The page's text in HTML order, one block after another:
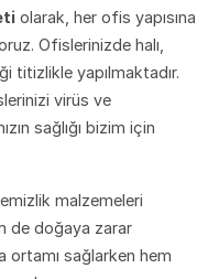
olarak, her ofis yapısına
Ofislerinizde halı,
titizlikle yapılmaktadır.
virüs ve
sağlığı bizim için
malzemeleri
de doğaya zarar
ortamı sağlarken hem